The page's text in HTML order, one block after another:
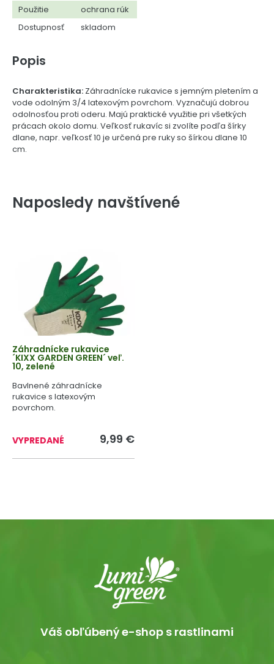
Použitie
ochrana rúk
Dostupnosť
skladom
Popis
Charakteristika: Záhradnícke rukavice s jemným pletením a
vode odolným 3/4 latexovým povrchom. Vyznačujú dobrou
odolnosťou proti oderu. Majú praktické využitie pri všetkých
prácach okolo domu. Veľkosť rukavíc si zvolíte podľa šírky
dlane, napr. veľkosť 10 je určená pre ruky so šírkou dlane 10
cm.
Naposledy navštívené
Záhradnícke rukavice
´KIXX GARDEN GREEN´ veľ.
10, zelené
Bavlnené záhradnícke
rukavice s latexovým
povrchom.
VYPREDANÉ 9,99 €
Váš obľúbený e-shop s rastlinami